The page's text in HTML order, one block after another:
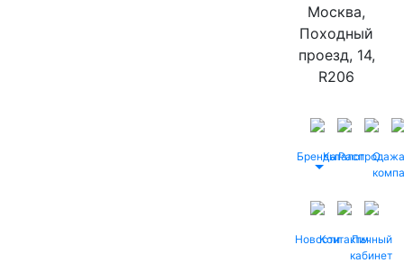
Москва,
Походный
проезд, 14,
R206
БрендыКаталог
Распродажа
О
НовостиКонтактыЛичный
кабинет